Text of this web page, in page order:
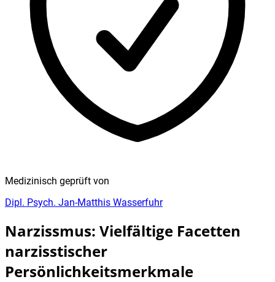
Medizinisch geprüft von
Dipl. Psych. Jan-Matthis Wasserfuhr
Narzissmus: Vielfältige Facetten
narzisstischer
Persönlichkeitsmerkmale